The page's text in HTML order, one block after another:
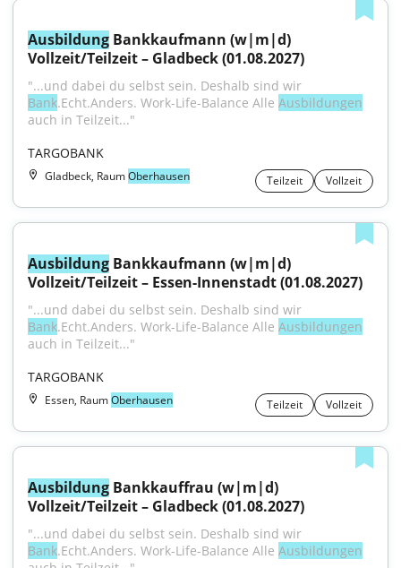
Ausbildung Bankkaufmann (w|m|d)
Vollzeit/Teilzeit – Gladbeck (01.08.2027)
Bank.Echt.Anders. Work-Life-Balance Alle Ausbildungen
auch in Teilzeit..."
TARGOBANK
Gladbeck, RaumOberhausen Teilzeit Vollzeit
Ausbildung Bankkaufmann (w|m|d)
Vollzeit/Teilzeit – Essen-Innenstadt (01.08.2027)
Bank.Echt.Anders. Work-Life-Balance Alle Ausbildungen
auch in Teilzeit..."
TARGOBANK
Essen, RaumOberhausen Teilzeit Vollzeit
Ausbildung Bankkauffrau (w|m|d)
Vollzeit/Teilzeit – Gladbeck (01.08.2027)
Bank.Echt.Anders. Work-Life-Balance Alle Ausbildungen